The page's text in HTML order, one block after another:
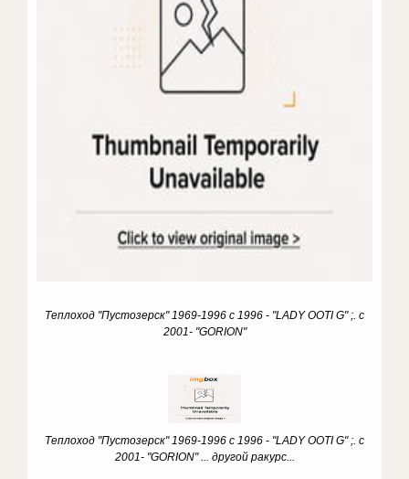
Теплоход "Пустозерск" 1969-1996 с 1996 - "LADY OOTI G" ;. с
2001- "GORION"
Теплоход "Пустозерск" 1969-1996 с 1996 - "LADY OOTI G" ;. с
2001- "GORION" ... другой ракурс...